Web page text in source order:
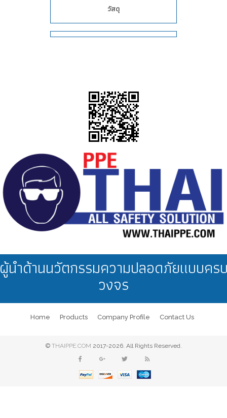
วัสดุ
นำด้านนวัตกรรมความปลอดภัยแบบคร
วงจร
Home Products Company Profile Contact Us
© THAIPPE.COM 2017-2026. All Rights Reserved.